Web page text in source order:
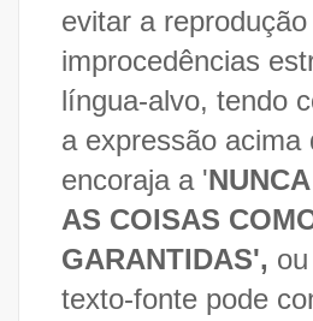
evitar a
improcedências
língua-alvo, tendo
a expressão acima
encoraja a '
AS COISAS
GARANTIDAS',
texto-fonte pode